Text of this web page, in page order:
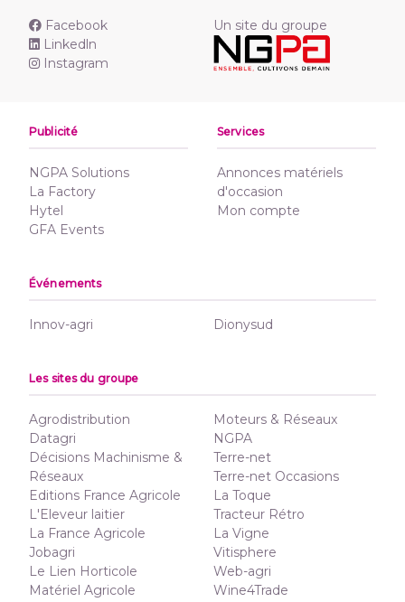
Facebook
Linkedln
Instagram
Un site du groupe
Publicité
NGPA Solutions
La Factory
Hytel
GFA Events
Services
Annonces matériels
d'occasion
Mon compte
Événements
Innov-agri Dionysud
Les sites du groupe
Agrodistribution
Datagri
Décisions Machinisme &
Réseaux
Editions France Agricole
L'Eleveur laitier
La France Agricole
Jobagri
Le Lien Horticole
Matériel Agricole
Moteurs & Réseaux
NGPA
Terre-net
Terre-net Occasions
La Toque
Tracteur Rétro
La Vigne
Vitisphere
Web-agri
Wine4Trade